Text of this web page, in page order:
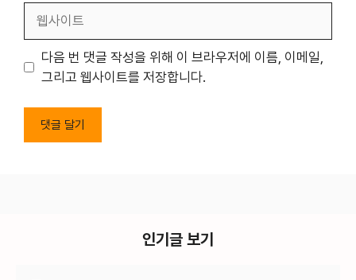
일
트
다음 번 댓글 작성을 위해 이 브라우저에 이름, 이메일,
그리고 웹사이트를 저장합니다.
인기글 보기